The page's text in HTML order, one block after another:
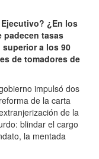
¿En los
padecen tasas
a los 90
de tomadores de
impulsó dos
de la carta
de la
blindar el cargo
la mentada